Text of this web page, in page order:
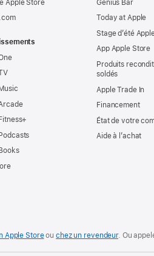
Apple Store
Genius Bar
Today at Apple
Stage d’été
App Apple Store
Produits
soldés
Apple Trade In
Financement
État de votre
Aide à l’achat
Apple Storeouchez un revendeur. Ou